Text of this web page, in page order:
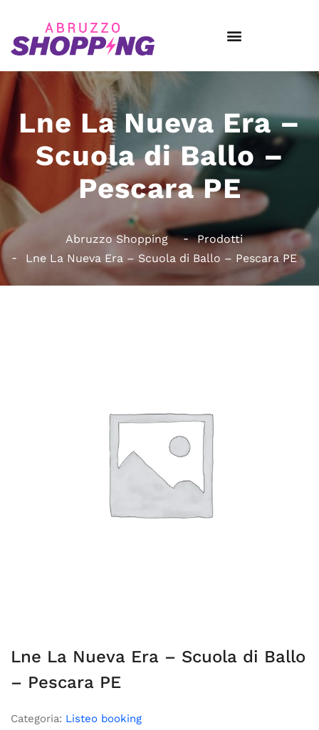
Lne La Nueva Era –
Scuola di Ballo –
Pescara PE
Abruzzo Shopping
Prodotti
Lne La Nueva Era – Scuola di Ballo – Pescara PE
Lne La Nueva Era – Scuola di Ballo
– Pescara PE
Categoria: Listeo booking